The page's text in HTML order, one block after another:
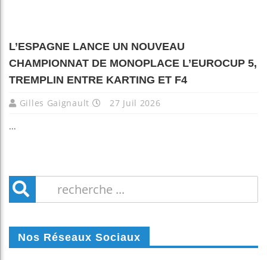
L’ESPAGNE LANCE UN NOUVEAU
CHAMPIONNAT DE MONOPLACE L’EUROCUP 5,
TREMPLIN ENTRE KARTING ET F4
Gilles Gaignault 27 Juil 2026
...
Nos Réseaux Sociaux